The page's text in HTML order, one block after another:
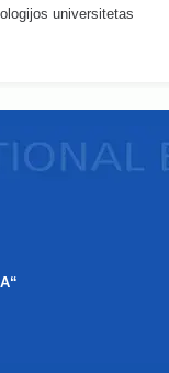
universitetas